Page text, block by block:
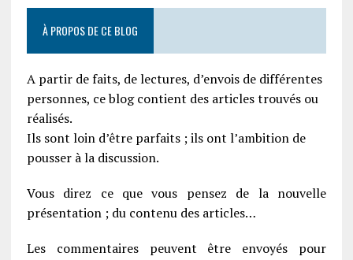
À PROPOS DE CE BLOG
A partir de faits, de lectures, d’envois de différentes
personnes, ce blog contient des articles trouvés ou
réalisés.
Ils sont loin d’être parfaits ; ils ont l’ambition de
pousser à la discussion.
Vous direz ce que vous pensez de la nouvelle
présentation ; du contenu des articles…
Les commentaires peuvent être envoyés pour